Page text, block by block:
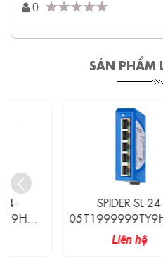
0
SẢN PHẨM
SPIDER-SL-24-
05T1999999TY9HHHH
Hirschmann Switch Công
Nghiệp Không Quản Lý 5